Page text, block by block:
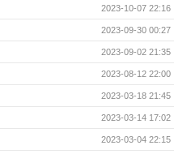
2023-10-07 22:16
2023-09-30 00:27
2023-09-02 21:35
2023-08-12 22:00
2023-03-18 21:45
2023-03-14 17:02
2023-03-04 22:15